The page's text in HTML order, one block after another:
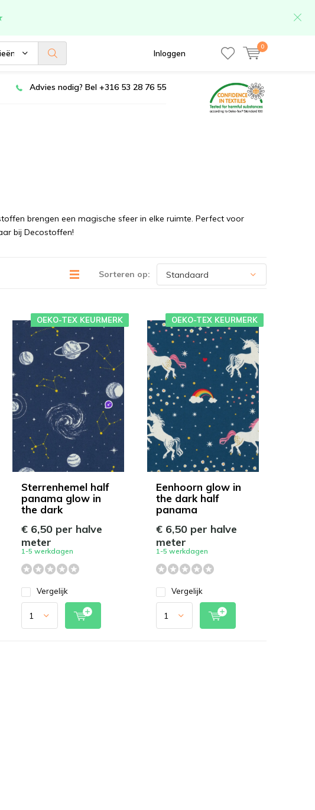
Inloggen
0
Advies nodig? Bel +316 53 28 76 55
brengen een magische sfeer in elke ruimte. Perfect voor
bij Decostoffen!
Sorteren op:
Sterrenhemel half
panama glow in
the dark
OEKO-TEX KEURMERK
€ 6,50 per halve
meter
1-5 werkdagen
Vergelijk
Eenhoorn glow in
the dark half
panama
OEKO-TEX KEURMERK
€ 6,50 per halve
meter
1-5 werkdagen
Vergelijk